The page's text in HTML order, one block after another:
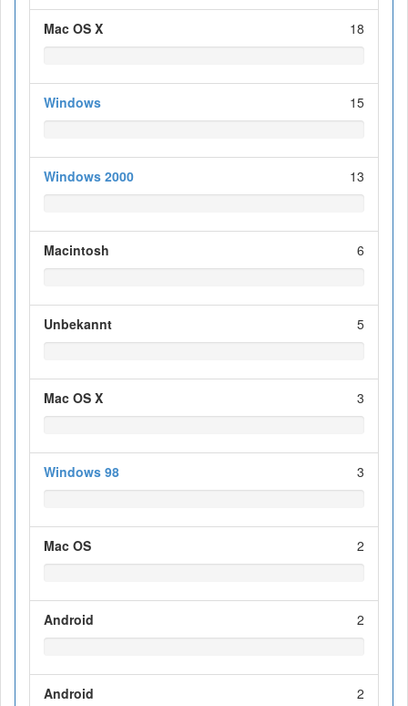
Mac OS X 18
Windows 15
Windows 2000 13
Macintosh 6
Unbekannt 5
Mac OS X 3
Windows 98 3
Mac OS 2
Android 2
Android 2